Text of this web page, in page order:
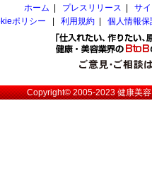
ホーム
プレスリリース
サ
ポリシー
利用規約 個人情報
Copyright© 2005-2023健康美